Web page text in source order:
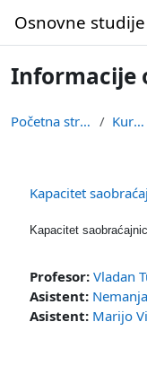
Osnovne studije
Informacije
Početna stranica Kursevi
Kapacitet
Kapacitet
Profesor: Vladan
Asistent:
Asistent: Marijo